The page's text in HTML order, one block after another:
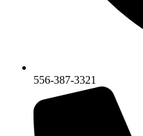
556-387-3321